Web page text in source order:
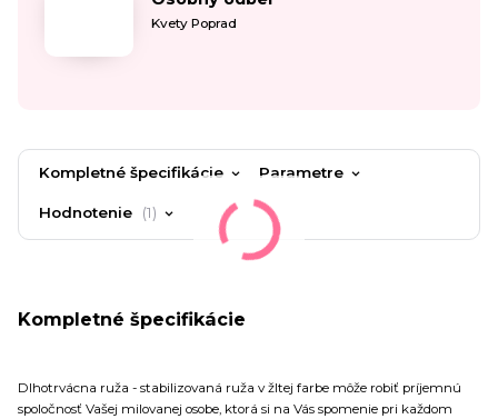
Kvety Poprad
Kompletné špecifikácie Parametre
Hodnotenie 1
Kompletné špecifikácie
Dlhotrvácna ruža - stabilizovaná ruža v žltej farbe môže robiť príjemnú
spoločnosť Vašej milovanej osobe, ktorá si na Vás spomenie pri každom